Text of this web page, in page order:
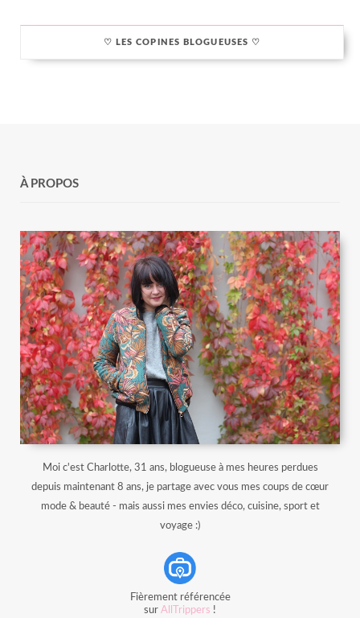
♡ LES COPINES BLOGUEUSES ♡
À PROPOS
Moi c'est Charlotte, 31 ans, blogueuse à mes heures perdues
depuis maintenant 8 ans, je partage avec vous mes coups de cœur
mode & beauté - mais aussi mes envies déco, cuisine, sport et
voyage :)
Fièrement référencée
sur AllTrippers !